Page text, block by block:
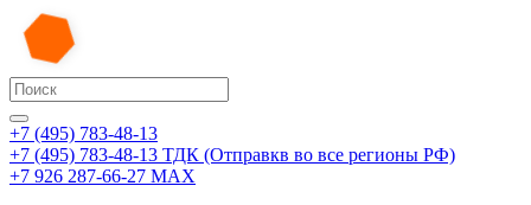
+7 (495) 783-48-13
+7 (495) 783-48-13 ТДК (Отправкв во все регионы РФ)
+7 926 287-66-27 МАХ